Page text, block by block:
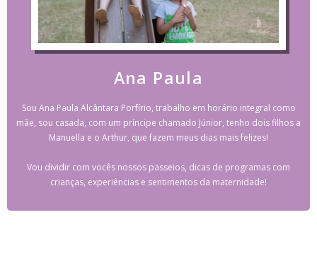
Ana Paula
Sou Ana Paula Alcântara Porfírio, trabalho em horário integral como
mãe, sou casada, com um príncipe chamado Júnior, tenho dois filhos a
Manuella e o Arthur, que fazem meus dias mais felizes!
Vou dividir com vocês nossos passeios, dicas de programas com
crianças, experiências e sentimentos da maternidade!